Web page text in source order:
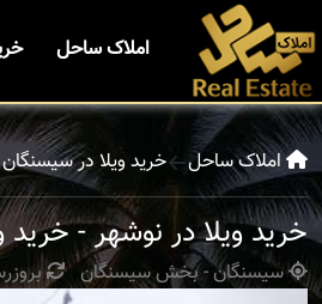
املاک ساحل
املاک ساحل خرید ویلا در سیسنگان
خرید ویلا در نوشهر - خرید
سیسنگان - بخش سیسنگان بروزرسانی